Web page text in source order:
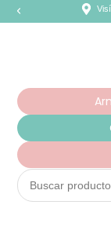
Search